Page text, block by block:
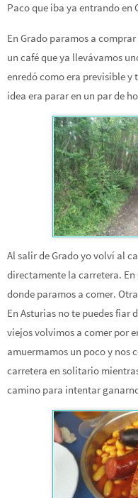
Paco que iba ya entrando en
En Grado paramos a
un café que ya llevávamos
enredó como era previsible y
idea era parar en un par de
Al salir de Grado yo volví al
directamente la carretera.
donde paramos a comer.
En Asturias no te puedes fiar
viejos volvimos a comer por
amuermamos un poco y nos
carretera en solitario
camino para intentar